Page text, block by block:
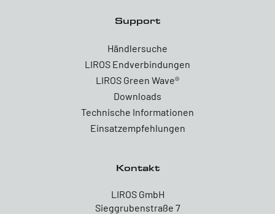
Support
Händlersuche
LIROS Endverbindungen
LIROS Green Wave®
Downloads
Technische Informationen
Einsatzempfehlungen
Kontakt
LIROS GmbH
Sieggrubenstraße 7